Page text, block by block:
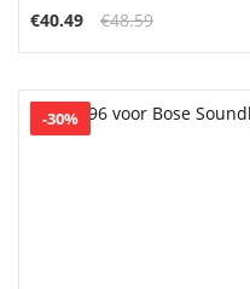
€40.49 €48.59
-30%